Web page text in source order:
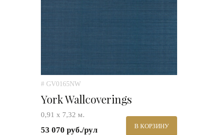
# GV0165NW
York Wallcoverings
0,91 х 7,32 м.
53 070 руб./рул В КОРЗИНУ